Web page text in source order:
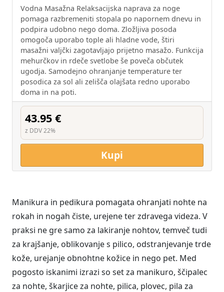
Vodna Masažna Relaksacijska naprava za noge
pomaga razbremeniti stopala po napornem dnevu in
podpira udobno nego doma. Zložljiva posoda
omogoča uporabo tople ali hladne vode, štiri
masažni valjčki zagotavljajo prijetno masažo. Funkcija
mehurčkov in rdeče svetlobe še poveča občutek
ugodja. Samodejno ohranjanje temperature ter
posodica za sol ali zelišča olajšata redno uporabo
doma in na poti.
43.95 €
z DDV 22%
Kupi
Manikura in pedikura pomagata ohranjati nohte na
rokah in nogah čiste, urejene ter zdravega videza. V
praksi ne gre samo za lakiranje nohtov, temveč tudi
za krajšanje, oblikovanje s pilico, odstranjevanje trde
kože, urejanje obnohtne kožice in nego pet. Med
pogosto iskanimi izrazi so set za manikuro, ščipalec
za nohte, škarjice za nohte, pilica, plovec, pila za